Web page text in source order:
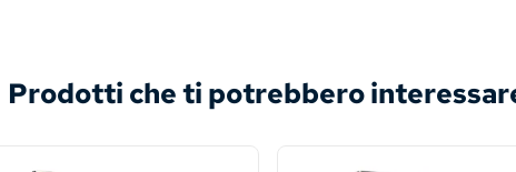
Prodotti che ti potrebbero